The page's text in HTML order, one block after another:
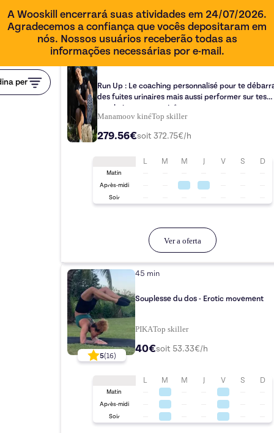
A Wooskill encerrará suas atividades em 24/07/2026.
Agradecemos a confiança que vocês depositaram em
nós. Nossos usuários receberão todas as
informações necessárias por e-mail.
per
Run Up : Le coaching personnalisé pour te
des fuites urinaires mais aussi performer sur tes
prochaines courses ! ⛰️
Manamoov kinéTopskiller
279.56€soit372.75€/h
L M M J V S D
Matin
Après-midi
Soir
Ver a oferta
5(16)
45 min
Souplesse du dos - Erotic movement
PIKATop skiller
40€soit 53.33€/h
L M M J V S D
Matin
Après-midi
Soir